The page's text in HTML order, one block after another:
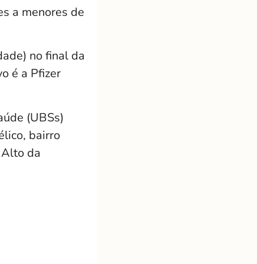
a menores de
no final da
é a Pfizer
(UBSs)
bairro
Alto da